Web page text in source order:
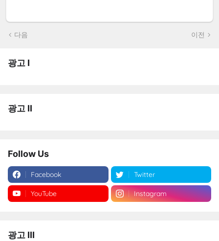
다음 이전
광고 I
광고 II
Follow Us
Facebook Twitter
YouTube Instagram
광고 III